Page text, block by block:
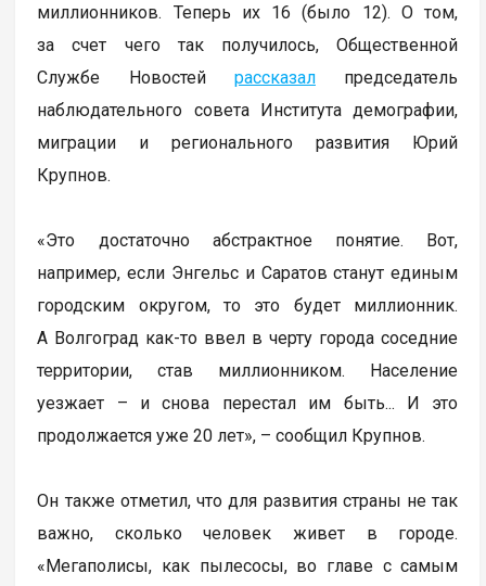
миллионников. Теперь их 16 (было 12). О том,
за счет чего так получилось, Общественной
Службе Новостей рассказалпредседатель
наблюдательного совета Института демографии,
миграции и регионального развития Юрий
Крупнов.
«Это достаточно абстрактное понятие. Вот,
например, если Энгельс и Саратов станут единым
городским округом, то это будет миллионник.
А Волгоград как-то ввел в черту города соседние
территории, став миллионником. Население
уезжает – и снова перестал им быть... И это
продолжается уже 20 лет», – сообщил Крупнов.
Он также отметил, что для развития страны не так
важно, сколько человек живет в городе.
«Мегаполисы, как пылесосы, во главе с самым